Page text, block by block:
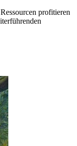
profitieren